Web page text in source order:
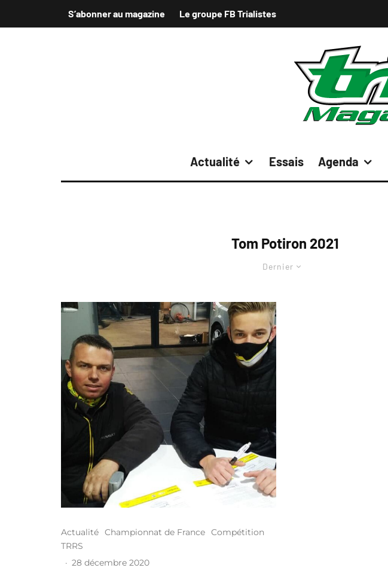
S’abonner au magazine Le groupe FB Trialistes
Actualité Essais Agenda
Tom Potiron 2021
Dernier
Actualité Championnat de France Compétition
TRRS
· 28 décembre 2020